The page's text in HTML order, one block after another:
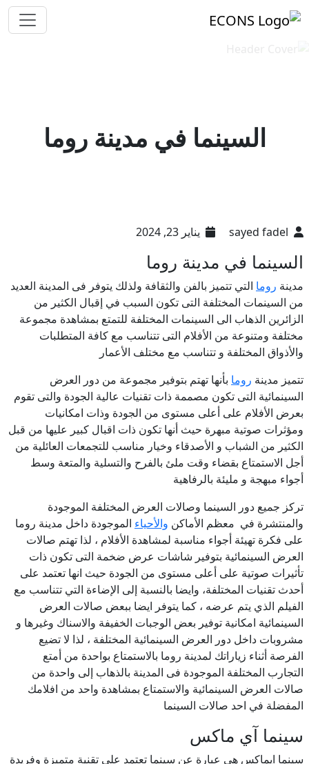
السينما في مدينة روما
يناير 23, 2024
السينما في مدينة روما
مدينة روما التي تتميز بالفن والثقافة ولذلك يتوفر فى المدينة العديد
من السينمات المختلفة التى تكون السبب في إقبال الكثير من
الزائرين الذهاب الى السينمات المختلفة للتمتع بمشاهدة مجموعة
مختلفة ومتنوعة من الأفلام التى تتناسب مع كافة المتطلبات
والأذواق المختلفة و تتناسب مع مختلف الأعمار
تتميز مدينة روما بأنها تهتم بتوفير مجموعة من دور العرض
السينمائية التى تكون مصممة ذات تقنيات عالية الجودة والتى تقوم
بعرض الأفلام على أعلى مستوى من الجودة وذات امكانيات
ومؤثرات صوتية مبهرة حيث أنها تكون ذات اقبال كبير عليها من قبل
الكثير من الشباب و الأصدقاء وخيار مناسب للتجمعات العائلية من
أجل الاستمتاع بقضاء وقت ملئ بالفرح والتسلية والمتعة وسط
أجواء مبهجة و مليئة بالرفاهية
تركز جميع دور السينما وصالات العرض المختلفة الموجودة
والمنتشرة في معظم الأماكن والأحياء الموجودة داخل مدينة روما
على فكرة تهيئة أجواء مناسبة لمشاهدة الأفلام ، لذا تهتم صالات
العرض السينمائية بتوفير شاشات عرض ضخمة التى تكون ذات
تأثيرات صوتية على أعلى مستوى من الجودة حيث انها تعتمد على
أحدث تقنيات المختلفة، وايضا بالنسبة إلى الإضاءة التي تتناسب مع
الفيلم الذي يتم عرضه ، كما يتوفر ايضا ببعض صالات العرض
السينمائية امكانية توفير بعض الوجبات الخفيفة والاسناك وغيرها و
مشروبات داخل دور العرض السينمائية المختلفة ، لذا لا تضيع
الفرصة أثناء زياراتك لمدينة روما بالاستمتاع بواحدة من أمتع
التجارب المختلفة الموجودة فى المدينة بالذهاب إلى واحدة من
صالات العرض السينمائية والاستمتاع بمشاهدة واحد من افلامك
المفضلة في احد صالات السينما
سينما آي ماكس
سينما ايماكس هى عبارة عن سينما تعتمد على تقنية متميزة وفريدة